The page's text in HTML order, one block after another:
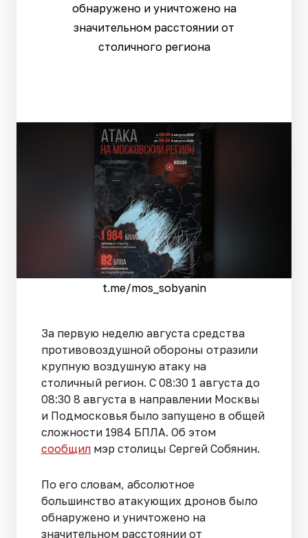
обнаружено и уничтожено на
значительном расстоянии от
столичного региона
t.me/mos_sobyanin
За первую неделю августа средства
противовоздушной обороны отразили
крупную воздушную атаку на
столичный регион. С 08:30 1 августа до
08:30 8 августа в направлении Москвы
и Подмосковья было запущено в общей
сложности 1984 БПЛА. Об этом
сообщил мэр столицы Сергей Собянин.
По его словам, абсолютное
большинство атакующих дронов было
обнаружено и уничтожено на
значительном расстоянии от